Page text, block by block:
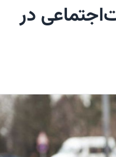
در